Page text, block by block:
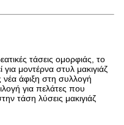
τάσεις ομορφιάς, το
μοντέρνα στυλ μακιγιάζ
νέα άφιξη στη συλλογή
για πελάτες που
τάση λύσεις μακιγιάζ